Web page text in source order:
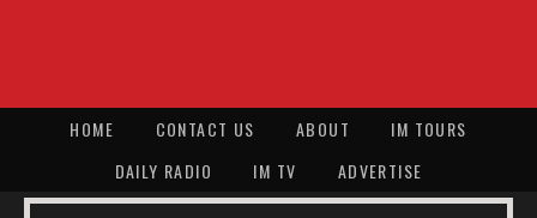
HOME CONTACT US ABOUT
IM TOURS
DAILY RADIO
IM TV ADVERTISE